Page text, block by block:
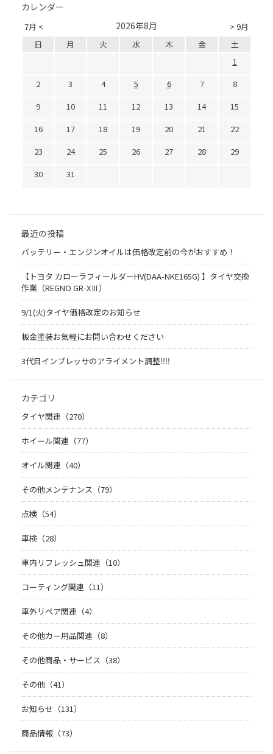
カレンダー
7月 < > 9月
2026年8月
日 月 火 水 木 金
土
1
2
3 4 5 6 7
8
9
10 11 12 13 14
15
16
17 18 19 20 21
22
23
24 25 26 27 28
29
30
31
最近の投稿
バッテリー・エンジンオイルは価格改定前の今がおすすめ！
【トヨタ カローラフィールダーHV(DAA-NKE165G) 】タイヤ交換
作業（REGNO GR-XⅢ）
9/1(火)タイヤ価格改定のお知らせ
板金塗装お気軽にお問い合わせください
3代目インプレッサのアライメント調整‼︎‼︎
カテゴリ
タイヤ関連（270）
ホイール関連（77）
オイル関連（40）
その他メンテナンス（79）
点検（54）
車検（28）
車内リフレッシュ関連（10）
コーティング関連（11）
車外リペア関連（4）
その他カー用品関連（8）
その他商品・サービス（38）
その他（41）
お知らせ（131）
商品情報（73）